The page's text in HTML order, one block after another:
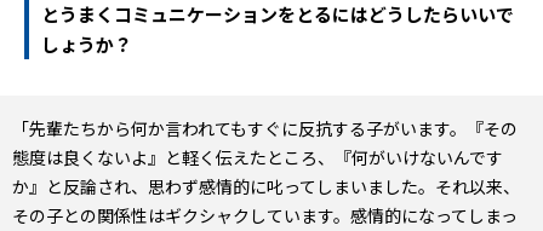
とうまくコミュニケーションをとるにはどうしたらいいで
しょうか？
「先輩たちから何か言われてもすぐに反抗する子がいます。『その
態度は良くないよ』と軽く伝えたところ、『何がいけないんです
か』と反論され、思わず感情的に叱ってしまいました。それ以来、
その子との関係性はギクシャクしています。感情的になってしまっ